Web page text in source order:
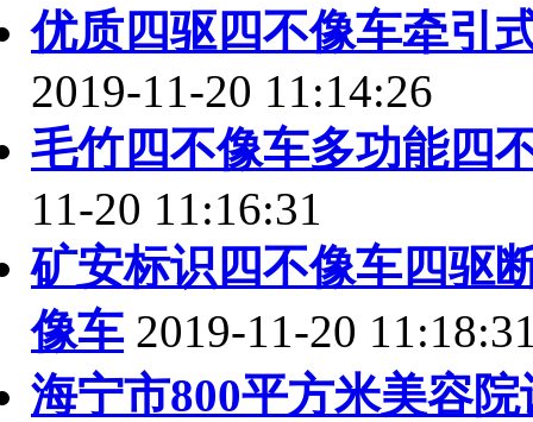
优质四驱四不像车牵引
2019-11-20 11:14:26
毛竹四不像车多功能四
11-20 11:16:31
矿安标识四不像车四驱
像车 2019-11-20
海宁市800平方米美容